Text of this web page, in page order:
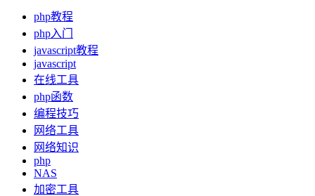
php教程
php入门
javascript教程
javascript
在线工具
php函数
编程技巧
网络工具
网络知识
php
NAS
加密工具